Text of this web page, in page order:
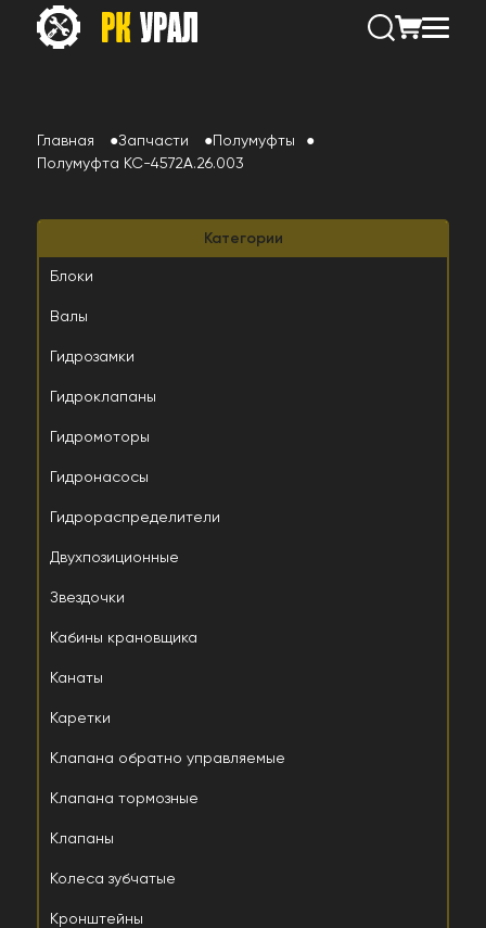
Главная Запчасти
Полумуфты
Полумуфта КС-4572А.26.003
Категории
Блоки
Валы
Гидрозамки
Гидроклапаны
Гидромоторы
Гидронасосы
Гидрораспределители
Двухпозиционные
Звездочки
Кабины крановщика
Канаты
Каретки
Клапана обратно управляемые
Клапана тормозные
Клапаны
Колеса зубчатые
Кронштейны